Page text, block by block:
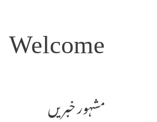
Welcome
مشہور خبریں